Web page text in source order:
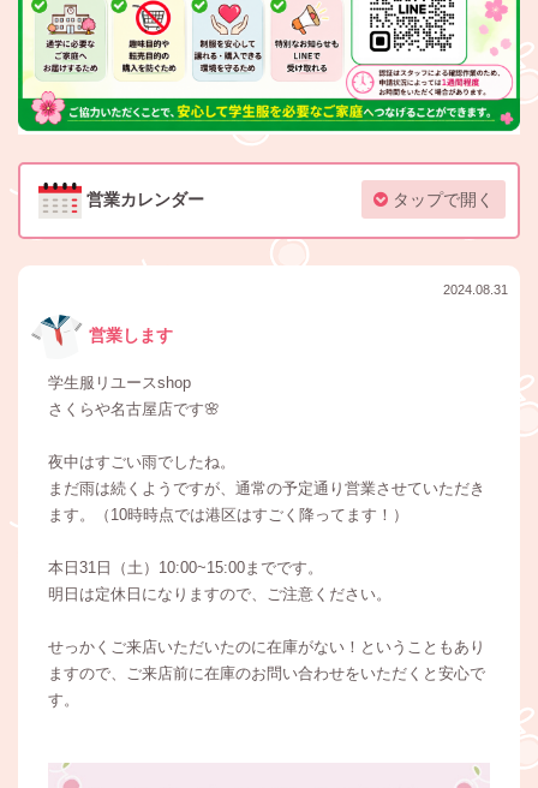
営業カレンダー タップで開く
2024.08.31
営業します
学生服リユースshop
さくらや名古屋店です🌸
夜中はすごい雨でしたね。
まだ雨は続くようですが、通常の予定通り営業させていただき
ます。（10時時点では港区はすごく降ってます！）
本日31日（土）10:00~15:00までです。
明日は定休日になりますので、ご注意ください。
せっかくご来店いただいたのに在庫がない！ということもあり
ますので、ご来店前に在庫のお問い合わせをいただくと安心で
す。